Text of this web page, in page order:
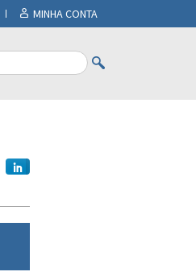
MINHA CONTA